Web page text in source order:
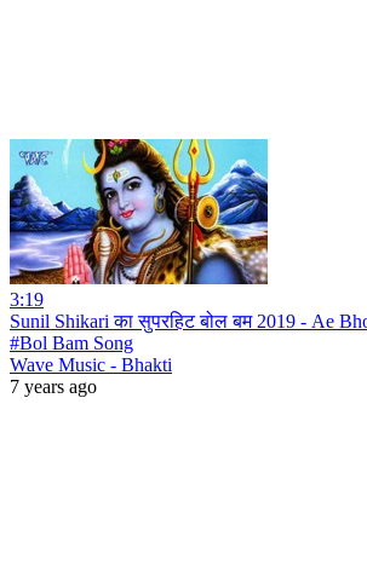
3:19
Sunil Shikari का सुपरहिट बोल बम 2019 - Ae
#Bol Bam Song
Wave Music - Bhakti
7 years ago